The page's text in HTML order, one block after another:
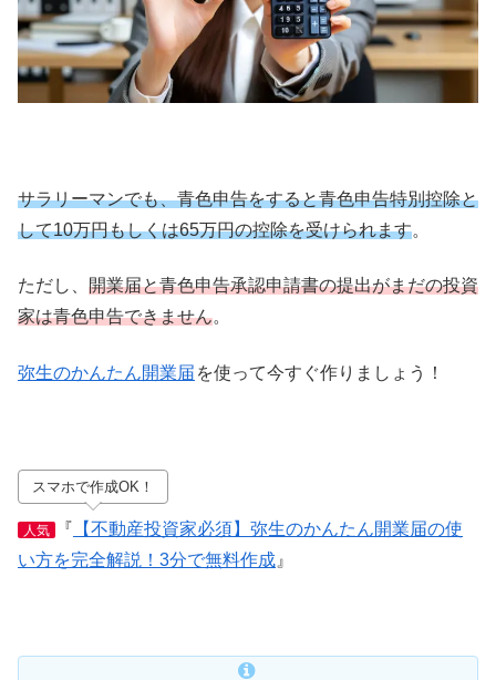
サラリーマンでも、青色申告をすると青色申告特別控除と
して10万円もしくは65万円の控除を受けられます。
ただし、 開業届と青色申告承認申請書の提出がまだの投資
家は青色申告できません。
弥生のかんたん開業届 を使って今すぐ作りましょう！
スマホで作成OK！
人気 『 【不動産投資家必須】弥生のかんたん開業届の使
い方を完全解説！3分で無料作成 』